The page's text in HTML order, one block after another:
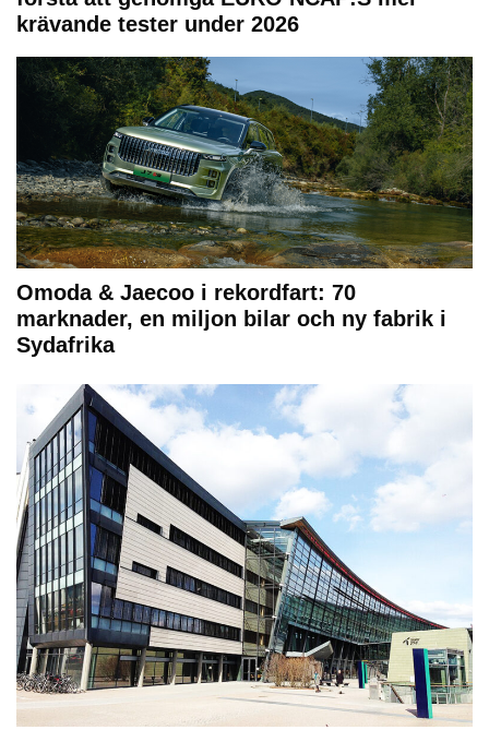
krävande tester under 2026
Omoda & Jaecoo i rekordfart: 70
marknader, en miljon bilar och ny fabrik i
Sydafrika